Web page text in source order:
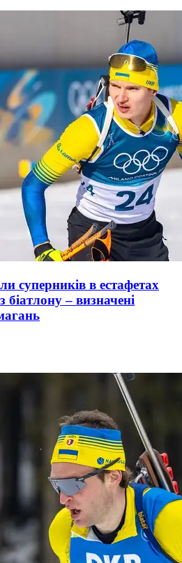
суперників в естафетах
біатлону – визначені